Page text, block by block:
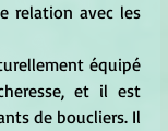
relation avec les
et il est
de boucliers. Il